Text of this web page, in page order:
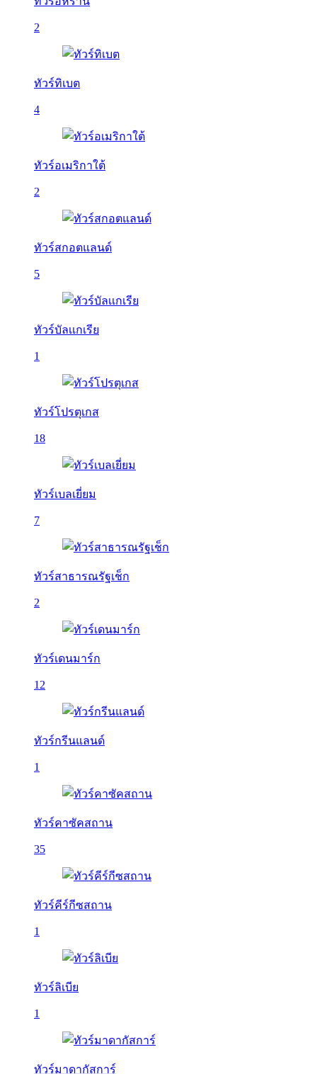
2
ทัวร์ทิเบต
4
ทัวร์อเมริกาใต้
2
ทัวร์สกอตแลนด์
5
ทัวร์บัลเเกเรีย
1
ทัวร์โปรตุเกส
18
ทัวร์เบลเยี่ยม
7
ทัวร์สาธารณรัฐเช็ก
2
ทัวร์เดนมาร์ก
12
ทัวร์กรีนแลนด์
1
ทัวร์คาซัคสถาน
35
ทัวร์คีร์กีซสถาน
1
ทัวร์ลิเบีย
1
ทัวร์มาดากัสการ์